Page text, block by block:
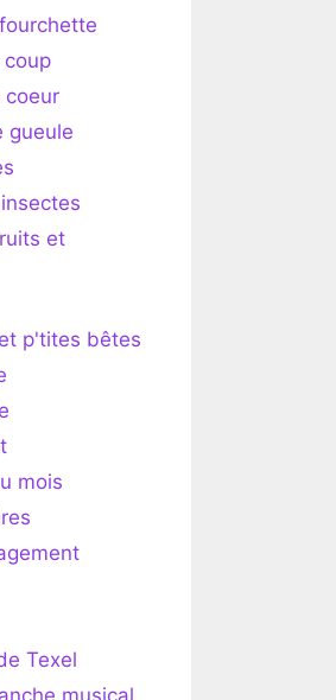
coup
coeur
gueule
et
p'tites bêtes
mois
Texel
musical